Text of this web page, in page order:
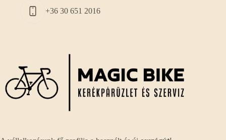
+36 30 651 2016